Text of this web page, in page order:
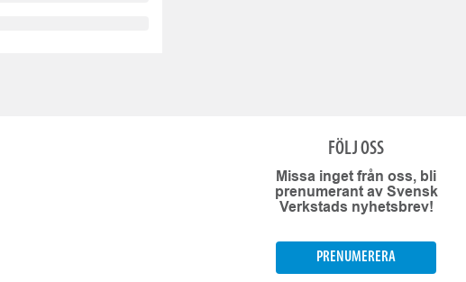
FÖLJ OSS
Missa inget från oss, bli
prenumerant av Svensk
Verkstads nyhetsbrev!
PRENUMERERA